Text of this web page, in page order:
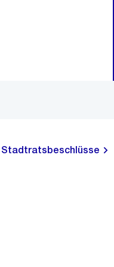
Stadtratsbeschlüsse